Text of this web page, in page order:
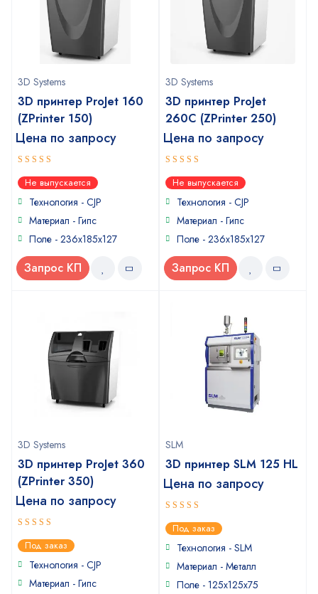
3D Systems
3D принтер ProJet 160
(ZPrinter 150)
Цена по запросу
3out
of 5Не выпускается
Технология - CJP
Материал - Гипс
Поле - 236x185x127
Запрос КП
3D Systems
3D принтер ProJet
260С (ZPrinter 250)
Цена по запросу
4out of
5Не выпускается
Технология - CJP
Материал - Гипс
Поле - 236x185x127
Запрос КП
3D Systems
3D принтер ProJet 360
(ZPrinter 350)
Цена по запросу
4out of
5Под заказ
Технология - CJP
Материал - Гипс
SLM
3D принтер SLM 125 HL
Цена по запросу
5out of 5
Под заказ
Технология - SLM
Материал - Металл
Поле - 125x125x75